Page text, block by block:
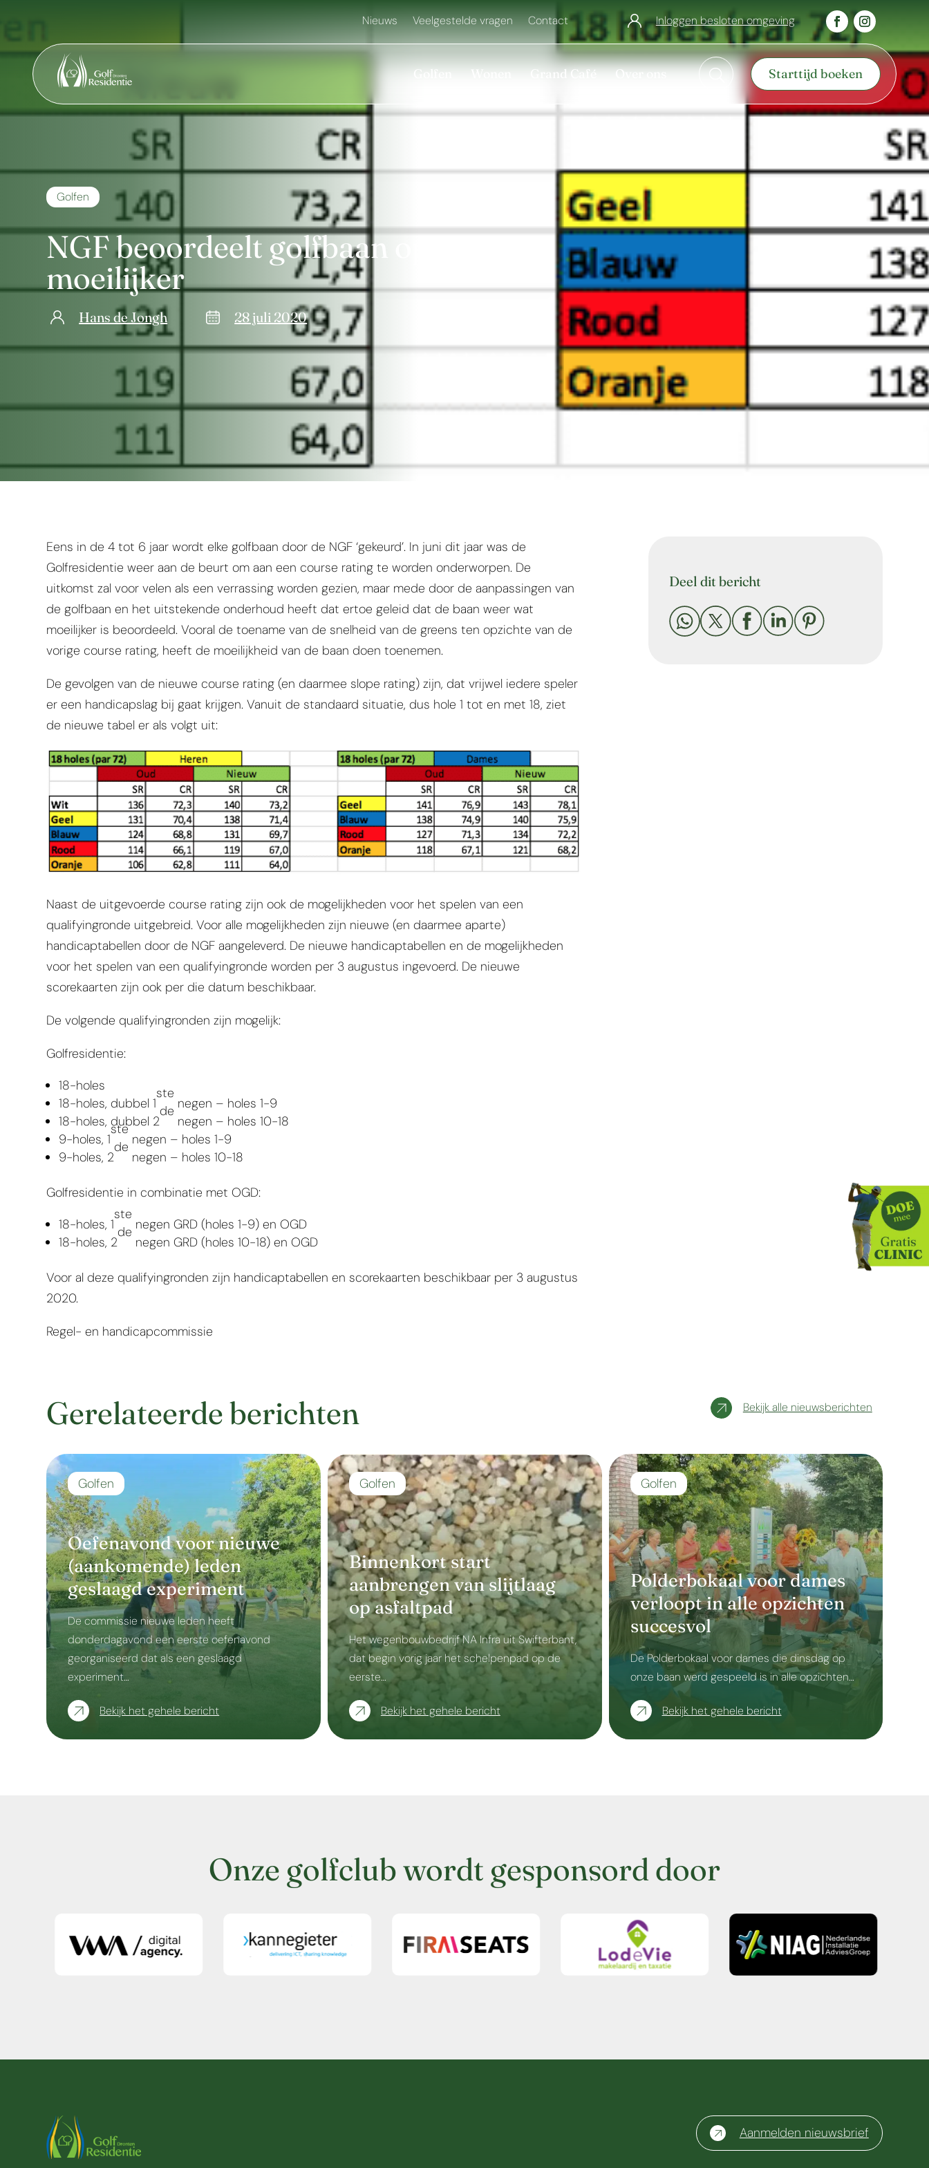
Nieuws Veelgestelde vragen Contact Inloggen besloten omgeving
Golfen Wonen Grand Café Over ons U Starttijd boeken
Golfen
NGF beoordeelt golfbaan opnieuw
moeilijker
Hans de Jongh 28 juli 2020
Eens in de 4 tot 6 jaar wordt elke golfbaan door de NGF ‘gekeurd’. In juni dit jaar was de
Golfresidentie weer aan de beurt om aan een course rating te worden onderworpen. De
uitkomst zal voor velen als een verrassing worden gezien, maar mede door de aanpassingen van
de golfbaan en het uitstekende onderhoud heeft dat ertoe geleid dat de baan weer wat
moeilijker is beoordeeld. Vooral de toename van de snelheid van de greens ten opzichte van de
vorige course rating, heeft de moeilijkheid van de baan doen toenemen.
De gevolgen van de nieuwe course rating (en daarmee slope rating) zijn, dat vrijwel iedere speler
er een handicapslag bij gaat krijgen. Vanuit de standaard situatie, dus hole 1 tot en met 18, ziet
de nieuwe tabel er als volgt uit:
Naast de uitgevoerde course rating zijn ook de mogelijkheden voor het spelen van een
qualifyingronde uitgebreid. Voor alle mogelijkheden zijn nieuwe (en daarmee aparte)
handicaptabellen door de NGF aangeleverd. De nieuwe handicaptabellen en de mogelijkheden
voor het spelen van een qualifyingronde worden per 3 augustus ingevoerd. De nieuwe
scorekaarten zijn ook per die datum beschikbaar.
De volgende qualifyingronden zijn mogelijk:
Golfresidentie:
18-holes
18-holes, dubbel 1
ste
negen – holes 1-9
18-holes, dubbel 2
de
negen – holes 10-18
9-holes, 1
ste
negen – holes 1-9
9-holes, 2
de
negen – holes 10-18
Golfresidentie in combinatie met OGD:
18-holes, 1
ste
negen GRD (holes 1-9) en OGD
18-holes, 2
de
negen GRD (holes 10-18) en OGD
Voor al deze qualifyingronden zijn handicaptabellen en scorekaarten beschikbaar per 3 augustus
2020.
Regel- en handicapcommissie
Deel dit bericht
    
Gerelateerde berichten Bekijk alle nieuwsberichten
Oefenavond voor nieuwe
(aankomende) leden
geslaagd experiment
Golfen
De commissie nieuwe leden heeft
donderdagavond een eerste oefenavond
georganiseerd dat als een geslaagd
experiment…
Bekijk het gehele bericht
Binnenkort start
aanbrengen van slijtlaag
op asfaltpad
Golfen
Het wegenbouwbedrijf NA Infra uit Swifterbant,
dat begin vorig jaar het schelpenpad op de
eerste…
Bekijk het gehele bericht
Polderbokaal voor dames
verloopt in alle opzichten
succesvol
Golfen
De Polderbokaal voor dames die dinsdag op
onze baan werd gespeeld is in alle opzichten…
Bekijk het gehele bericht
Onze golfclub wordt gesponsord door
Aanmelden nieuwsbrief